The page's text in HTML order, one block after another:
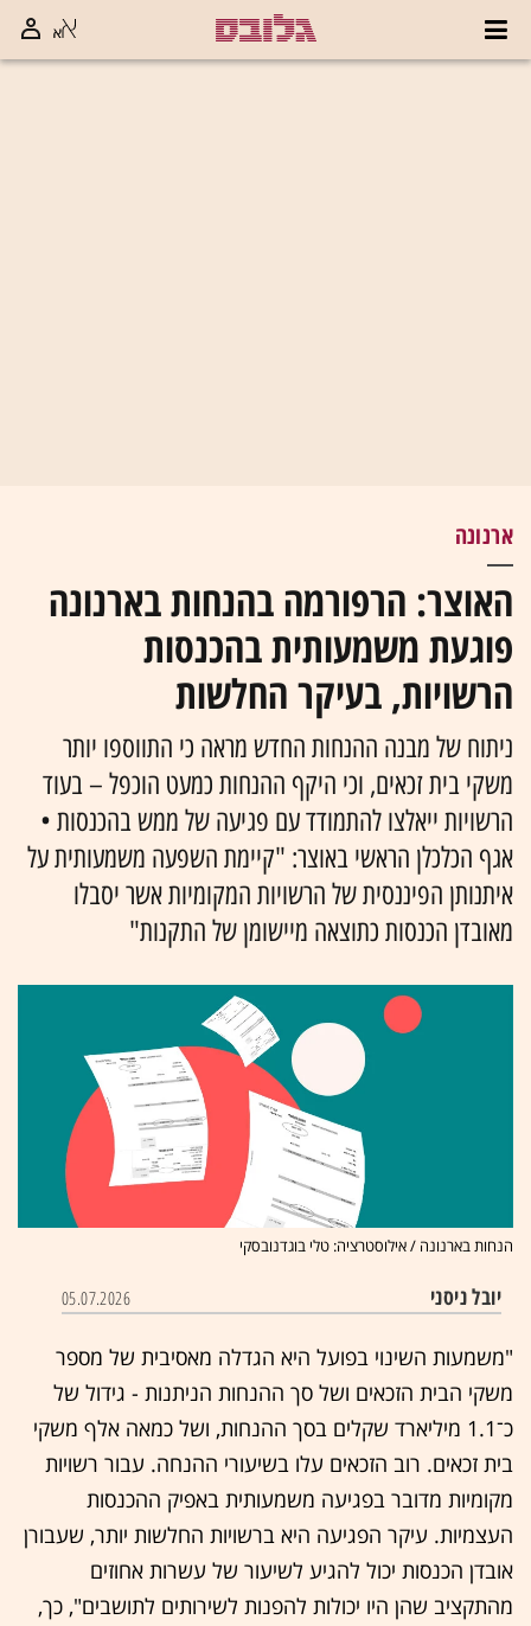
ארנונה
האוצר: הרפורמה בהנחות בארנונה
פוגעת משמעותית בהכנסות
הרשויות, בעיקר החלשות
ניתוח של מבנה ההנחות החדש מראה כי התווספו יותר
משקי בית זכאים, וכי היקף ההנחות כמעט הוכפל – בעוד
הרשויות ייאלצו להתמודד עם פגיעה של ממש בהכנסות •
אגף הכלכלן הראשי באוצר: "קיימת השפעה משמעותית על
איתנותן הפיננסית של הרשויות המקומיות אשר יסבלו
מאובדן הכנסות כתוצאה מיישומן של התקנות"
הנחות בארנונה / אילוסטרציה: טלי בוגדנובסקי
יובל ניסני 05.07.2026
"משמעות השינוי בפועל היא הגדלה מאסיבית של מספר
משקי הבית הזכאים ושל סך ההנחות הניתנות - גידול של
כ־1.1 מיליארד שקלים בסך ההנחות, ושל כמאה אלף משקי
בית זכאים. רוב הזכאים עלו בשיעורי ההנחה. עבור רשויות
מקומיות מדובר בפגיעה משמעותית באפיק ההכנסות
העצמיות. עיקר הפגיעה היא ברשויות החלשות יותר, שעבורן
אובדן הכנסות יכול להגיע לשיעור של עשרות אחוזים
מהתקציב שהן היו יכולות להפנות לשירותים לתושבים", כך,